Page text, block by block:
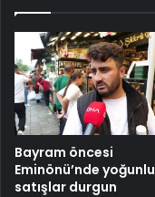
Bayram öncesi
Eminönü’nde
satışlar durgun